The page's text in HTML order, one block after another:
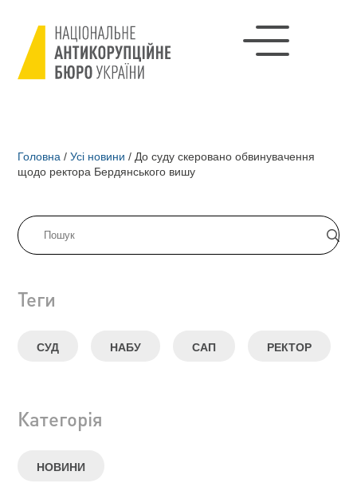
Головна / Усі новини / До суду скеровано обвинувачення
щодо ректора Бердянського вишу
Теги
СУД НАБУ САП РЕКТОР
Категорія
НОВИНИ